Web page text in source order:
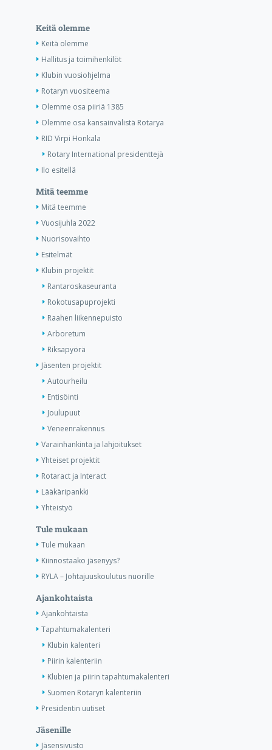
Keitä olemme
Keitä olemme
Hallitus ja toimihenkilöt
Klubin vuosiohjelma
Rotaryn vuositeema
Olemme osa piiriä 1385
Olemme osa kansainvälistä Rotarya
RID Virpi Honkala
Rotary International presidenttejä
Ilo esitellä
Mitä teemme
Mitä teemme
Vuosijuhla 2022
Nuorisovaihto
Esitelmät
Klubin projektit
Rantaroskaseuranta
Rokotusapuprojekti
Raahen liikennepuisto
Arboretum
Riksapyörä
Jäsenten projektit
Autourheilu
Entisöinti
Joulupuut
Veneenrakennus
Varainhankinta ja lahjoitukset
Yhteiset projektit
Rotaract ja Interact
Lääkäripankki
Yhteistyö
Tule mukaan
Tule mukaan
Kiinnostaako jäsenyys?
RYLA – Johtajuuskoulutus nuorille
Ajankohtaista
Ajankohtaista
Tapahtumakalenteri
Klubin kalenteri
Piirin kalenteriin
Klubien ja piirin tapahtumakalenteri
Suomen Rotaryn kalenteriin
Presidentin uutiset
Jäsenille
Jäsensivusto